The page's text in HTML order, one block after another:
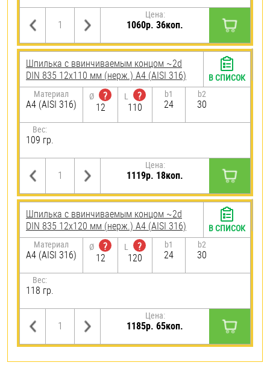
Цена:
1060р. 36коп.
Шпилька c ввинчиваемым концом ~2d
DIN 835 12х110 мм (нерж.) A4 (AISI 316)
Материал
A4 (AISI 316)
Ø
?
12
L
?
110
b1
24
b2
30
Вес:
109 гр.
Цена:
1119р. 18коп.
В СПИСОК
Шпилька c ввинчиваемым концом ~2d
DIN 835 12х120 мм (нерж.) A4 (AISI 316)
Материал
A4 (AISI 316)
Ø
?
12
L
?
120
b1
24
b2
30
Вес:
118 гр.
Цена:
1185р. 65коп.
В СПИСОК